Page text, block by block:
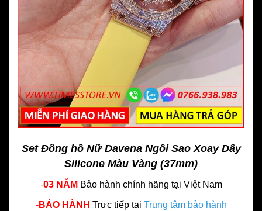
Set Đồng hồ Nữ Davena Ngôi Sao Xoay Dây
Silicone Màu Vàng (37mm)
-03 NĂM Bảo hành chính hãng tại Việt Nam
-BẢO HÀNH Trực tiếp tại Trung tâm bảo hành